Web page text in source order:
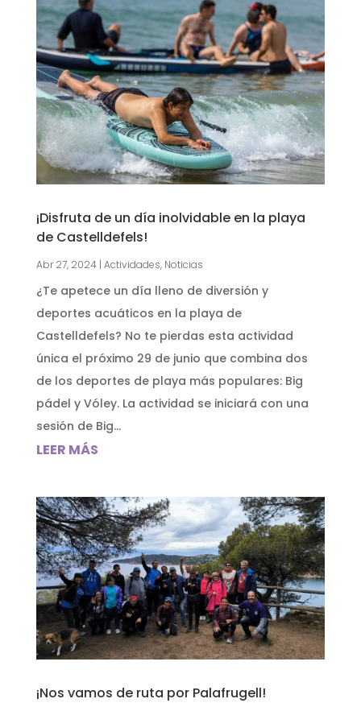
¡Disfruta de un día inolvidable en la playa
de Castelldefels!
Abr 27, 2024| Actividades, Noticias
¿Te apetece un día lleno de diversión y
deportes acuáticos en la playa de
Castelldefels? No te pierdas esta actividad
única el próximo 29 de junio que combina dos
de los deportes de playa más populares: Big
pádel y Vóley. La actividad se iniciará con una
sesión de Big...
LEER MÁS
¡Nos vamos de ruta por Palafrugell!